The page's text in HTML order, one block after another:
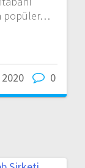
popüler…
0